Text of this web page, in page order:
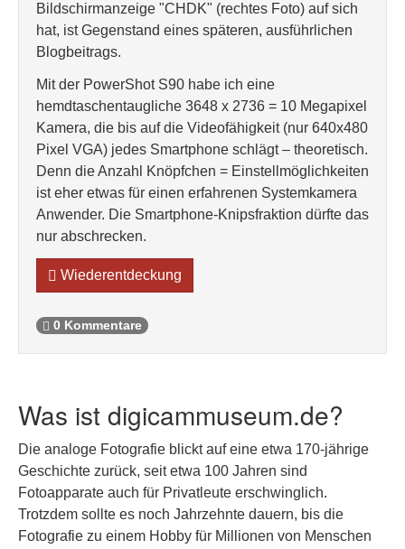
Bildschirmanzeige "CHDK" (rechtes Foto) auf sich
hat, ist Gegenstand eines späteren, ausführlichen
Blogbeitrags.
Mit der PowerShot S90 habe ich eine
hemdtaschentaugliche 3648 x 2736 = 10 Megapixel
Kamera, die bis auf die Videofähigkeit (nur 640x480
Pixel VGA) jedes Smartphone schlägt – theoretisch.
Denn die Anzahl Knöpfchen = Einstellmöglichkeiten
ist eher etwas für einen erfahrenen Systemkamera
Anwender. Die Smartphone-Knipsfraktion dürfte das
nur abschrecken.
Wiederentdeckung
0 Kommentare
Was ist digicammuseum.de?
Die analoge Fotografie blickt auf eine etwa 170-jährige
Geschichte zurück, seit etwa 100 Jahren sind
Fotoapparate auch für Privatleute erschwinglich.
Trotzdem sollte es noch Jahrzehnte dauern, bis die
Fotografie zu einem Hobby für Millionen von Menschen